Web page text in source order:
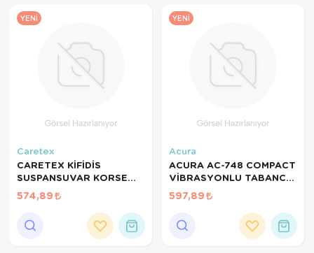
YENI
Caretex
CARETEX KİFİDİS
SUSPANSUVAR KORSE
BEYAZ NO:4 LARGE BEL
ÇEVRESİ:79-86CM İÇİN
574,89
YENI
Acura
ACURA AC-748 COMPACT
VİBRASYONLU TABANCA
MODELİ TİTREŞİMLİ
MASAJ ALETİ MİNİ MODEL
597,89